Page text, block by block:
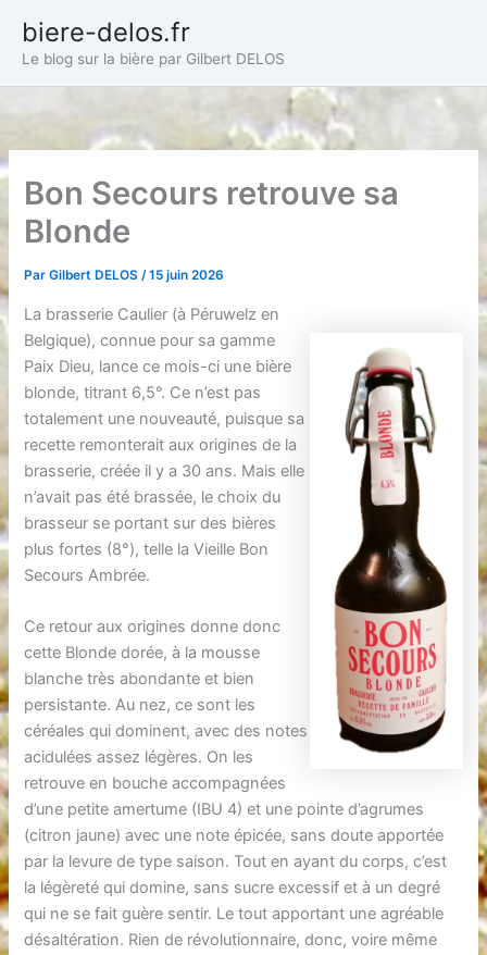
contenu
biere-delos.fr
Le blog sur la bière par Gilbert DELOS
Bon Secours retrouve sa
Blonde
ParGilbert DELOS/15 juin 2026
La brasserie Caulier (à Péruwelz en
Belgique), connue pour sa gamme
Paix Dieu, lance ce mois-ci une bière
blonde, titrant 6,5°. Ce n’est pas
totalement une nouveauté, puisque sa
recette remonterait aux origines de la
brasserie, créée il y a 30 ans. Mais elle
n’avait pas été brassée, le choix du
brasseur se portant sur des bières
plus fortes (8°), telle la Vieille Bon
Secours Ambrée.
Ce retour aux origines donne donc
cette Blonde dorée, à la mousse
blanche très abondante et bien
persistante. Au nez, ce sont les
céréales qui dominent, avec des notes
acidulées assez légères. On les
retrouve en bouche accompagnées
d’une petite amertume (IBU 4) et une pointe d’agrumes
(citron jaune) avec une note épicée, sans doute apportée
par la levure de type saison. Tout en ayant du corps, c’est
la légèreté qui domine, sans sucre excessif et à un degré
qui ne se fait guère sentir. Le tout apportant une agréable
désaltération. Rien de révolutionnaire, donc, voire même